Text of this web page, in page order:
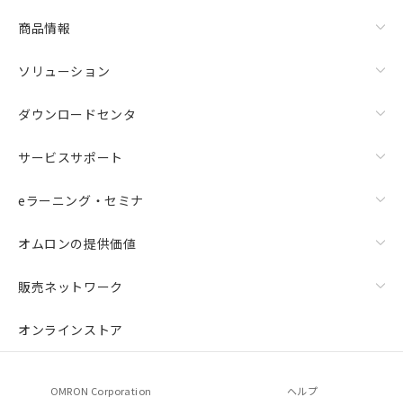
商品情報
ソリューション
ダウンロードセンタ
サービスサポート
eラーニング・セミナ
オムロンの提供価値
販売ネットワーク
オンラインストア
OMRON Corporation ヘルプ